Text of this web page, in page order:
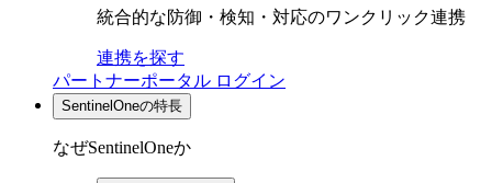
統合的な防御・検知・対応のワンクリック連携
連携を探す
パートナーポータル ログイン
SentinelOneの特長
なぜSentinelOneか